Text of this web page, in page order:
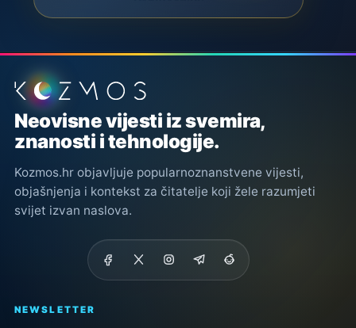
Podnožje stranice
Neovisne vijesti iz svemira,
znanosti i tehnologije.
Kozmos.hr objavljuje popularnoznanstvene vijesti,
objašnjenja i kontekst za čitatelje koji žele razumjeti
svijet izvan naslova.
NEWSLETTER